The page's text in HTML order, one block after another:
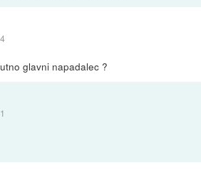
glavni napadalec ?